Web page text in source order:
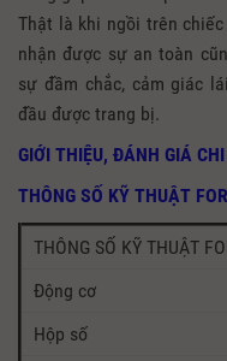
Thật là khi ngồi trên chiếc
nhận được sự an toàn
sự đầm chắc, cảm giác
đầu được trang bị.
GIỚI THIỆU, ĐÁNH GIÁ
THÔNG SỐ KỸ THUẬT
THÔNG SỐ KỸ THUẬT
Động cơ
Hộp số